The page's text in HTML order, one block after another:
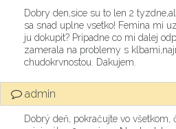
Dobry den,sice su to len 2
sa snad uplne vsetko! Femina mi
ju dokupit? Pripadne co mi dalej
zamerala na problemy s
chudokrvnostou. Dakujem.
admin
Dobrý deň, pokračujte vo